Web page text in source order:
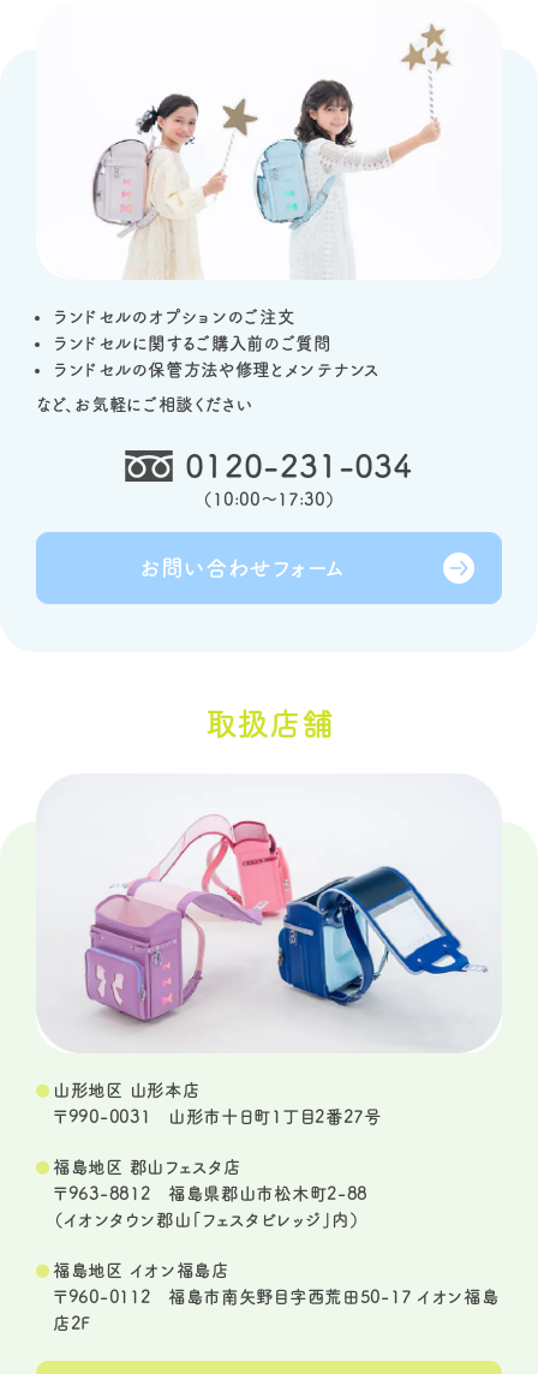
ランドセルのオプションのご注文
ランドセルに関するご購入前のご質問
ランドセルの保管方法や修理とメンテナンス
など、お気軽にご相談ください
0120-231-034
（ 10:00～17:30 ）
お問い合わせ フォーム
取扱店舗
山形地区 山形本店
〒990-0031 山形市十日町1丁目2番27号
福島地区 郡山フェスタ店
〒963-8812 福島県郡山市松木町2-88
（イオンタウン郡山「フェスタビレッジ」内）
福島地区 イオン福島店
〒960-0112 福島市南矢野目字西荒田50-17 イオン福島
店2F